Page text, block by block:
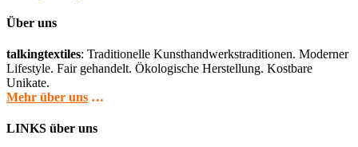
Über uns
talkingtextiles: Traditionelle Kunsthandwerkstraditionen. Moderner
Lifestyle. Fair gehandelt. Ökologische Herstellung. Kostbare
Unikate.
Mehr über uns …
LINKS über uns